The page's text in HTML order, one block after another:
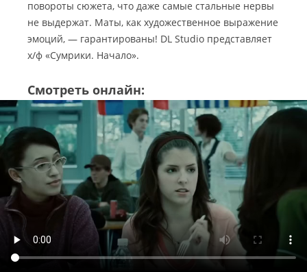
повороты сюжета, что даже самые стальные нервы
не выдержат. Маты, как художественное выражение
эмоций, — гарантированы! DL Studio представляет
х/ф «Сумрики. Начало».
Смотреть онлайн: